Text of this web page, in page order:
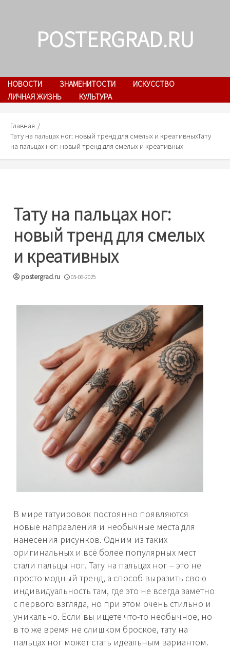
POSTERGRAD.RU
НОВОСТИ ЗНАМЕНИТОСТИ
ИСКУССТВО
ЛИЧНАЯ ЖИЗНЬ
КУЛЬТУРА
Главная
Тату на пальцах ног: новый тренд для смелых и креативныхТату
на пальцах ног: новый тренд для смелых и креативных
Тату на пальцах ног:
новый тренд для смелых
и креативных
postergrad.ru 05-06-2025
В мире татуировок постоянно появляются
новые направления и необычные места для
нанесения рисунков. Одним из таких
оригинальных и всё более популярных мест
стали пальцы ног. Тату на пальцах ног – это не
просто модный тренд, а способ выразить свою
индивидуальность там, где это не всегда заметно
с первого взгляда, но при этом очень стильно и
уникально. Если вы ищете что-то необычное, но
в то же время не слишком броское, тату на
пальцах ног может стать идеальным вариантом.